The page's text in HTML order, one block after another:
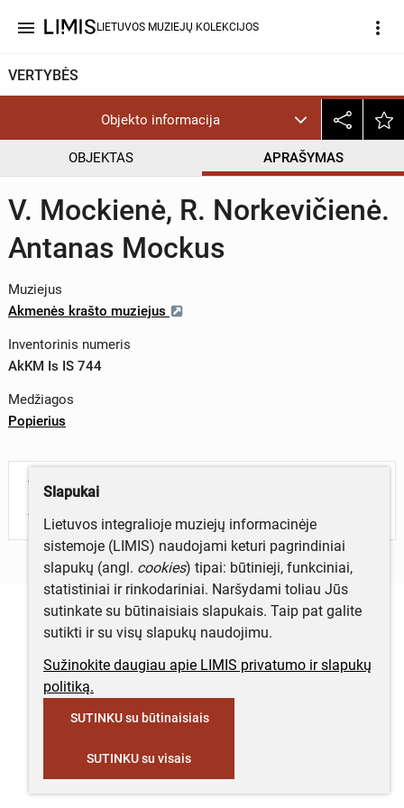
menu LIETUVOS MUZIEJŲ KOLEKCIJOS more_vert
VERTYBĖS
Objekto informacija
OBJEKTAS APRAŠYMAS
V. Mockienė, R. Norkevičienė.
Antanas Mockus
Muziejus
Akmenės krašto muziejus
Inventorinis numeris
AkKM Is IS 744
Medžiagos
Popierius
Turite daugiau informacijos apie objektą?
Slapukai
Lietuvos integralioje muziejų informacinėje
sistemoje (LIMIS) naudojami keturi pagrindiniai
slapukų (angl. cookies) tipai: būtinieji, funkciniai,
statistiniai ir rinkodariniai. Naršydami toliau Jūs
sutinkate su būtinaisiais slapukais. Taip pat galite
sutikti ir su visų slapukų naudojimu.
Sužinokite daugiau apie LIMIS privatumo ir slapukų
politiką.
SUTINKU su būtinaisiais
SUTINKU su visais